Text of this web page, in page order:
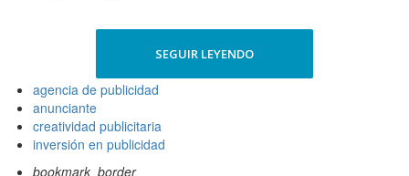
SEGUIR LEYENDO
agencia de publicidad
anunciante
creatividad publicitaria
inversión en publicidad
bookmark_border